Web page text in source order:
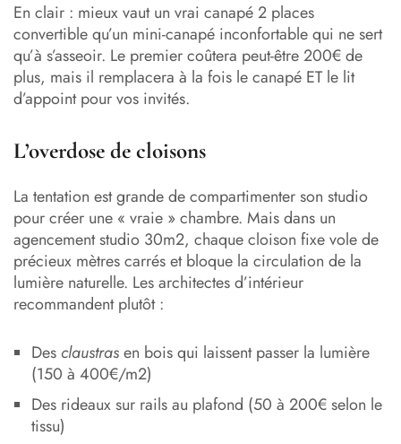
En clair : mieux vaut un vrai canapé 2 places
convertible qu’un mini-canapé inconfortable qui ne sert
qu’à s’asseoir. Le premier coûtera peut-être 200€ de
plus, mais il remplacera à la fois le canapé ET le lit
d’appoint pour vos invités.
L’overdose de cloisons
La tentation est grande de compartimenter son studio
pour créer une « vraie » chambre. Mais dans un
agencement studio 30m2, chaque cloison fixe vole de
précieux mètres carrés et bloque la circulation de la
lumière naturelle. Les architectes d’intérieur
recommandent plutôt :
Desclaustrasen bois qui laissent passer la lumière
(150 à 400€/m2)
Des rideaux sur rails au plafond (50 à 200€ selon le
tissu)